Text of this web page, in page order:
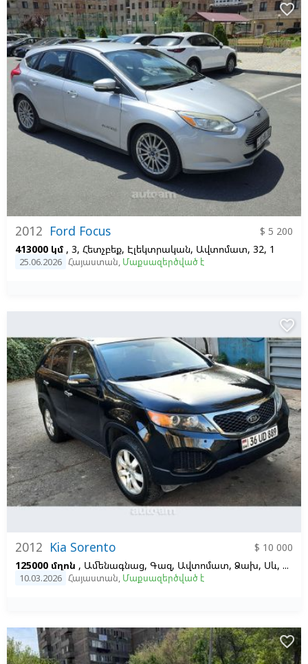
2012 Ford Focus
$ 5 200
413000 կմ , 3, Հետչբեք, Էլեկտրական, Ավտոմատ, 32, 1
25.06.2026 Հայաստան, Մաքսազերծված է
favorite_border
2012 Kia Sorento
$ 10 000
125000 մղոն , Ամենագնաց, Գազ, Ավտոմատ, Ձախ, Սև,
10.03.2026 Հայաստան, Մաքսազերծված է
favorite_border
favorite_border